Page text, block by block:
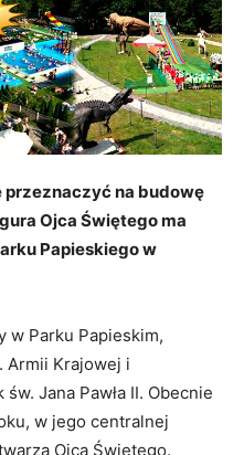
przeznaczyć na budowę
Ojca Świętego ma
Papieskiego w
w Parku Papieskim,
Armii Krajowej i
Jana Pawła II. Obecnie
w jego centralnej
Ojca Świętego.